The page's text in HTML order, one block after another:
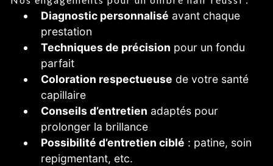
Diagnostic personnalisé avant chaque
prestation
Techniques de précision pour un fondu
parfait
Coloration respectueuse de votre santé
capillaire
Conseils d’entretien adaptés pour
prolonger la brillance
Possibilité d’entretien ciblé : patine, soin
repigmentant, etc.